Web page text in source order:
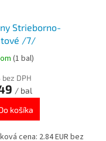
Strieborno-
/7/
(1 bal)
DPH
/ bal
košíka
cena: 2.84 EUR bez